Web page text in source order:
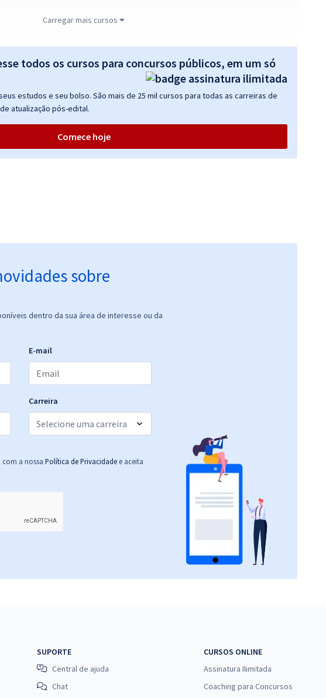
Especial)
R$ 287,84
Economize R$ 71,96
(-20%)
Meio
em Gestão
ou 12x de R$31,99
(-20%)
Carregar mais cursos
todos os cursos para concursos públicos, em um só
estudos e seu bolso. São mais de 25 mil cursos para todas as carreiras de
atualização pós-edital.
Comece hoje
sobre
dentro da sua área de interesse ou da
E-mail
Carreira
a nossa Política de Privacidade e aceita
SUPORTE
Central de ajuda
Chat
CURSOS ONLINE
Assinatura Ilimitada
Coaching para Concursos